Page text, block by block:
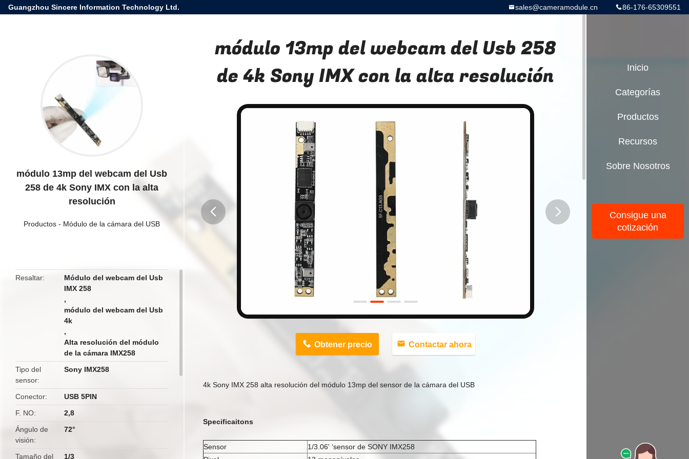
Guangzhou Sincere Information Technology Ltd. 86-176-65309551
sales@cameramodule.cn
módulo 13mp del webcam del Usb
258 de 4k Sony IMX con la alta
resolución
Productos - Módulo de la cámara del USB
Resaltar
Módulo del webcam del Usb
IMX 258
,
módulo del webcam del Usb
4k
,
Alta resolución del módulo
de la cámara IMX258
Tipo del
sensor
Sony IMX258
Conector
USB 5PIN
F. NO
2,8
Ángulo de
visión
72°
Tamaño del 1/3
módulo 13mp del webcam del Usb 258
de 4k Sony IMX con la alta resolución
Obtener precio Contactar ahora
4k Sony IMX 258 alta resolución del módulo 13mp del sensor de la cámara del USB
Specificaitons
Sensor
1/3.06' ‘sensor de SONY IMX258
Inicio
Categorías
Productos
Recursos
Sobre Nosotros
Consigue una
cotización